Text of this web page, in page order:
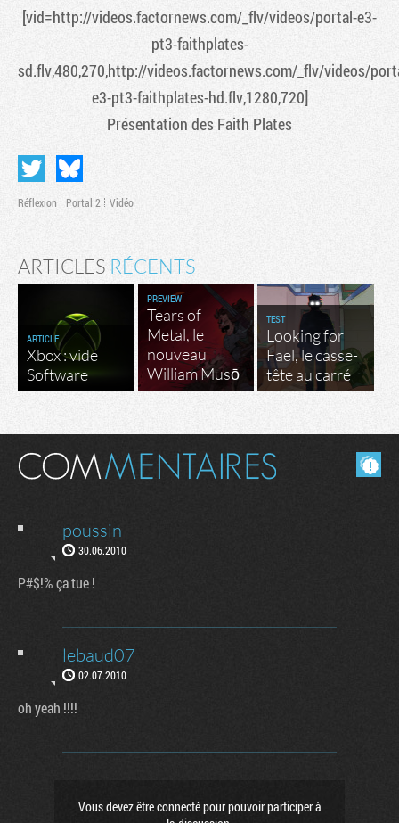
[vid=http://videos.factornews.com/_flv/videos/portal-e3-
pt3-faithplates-
sd.flv,480,270,http://videos.factornews.com/_flv/videos/
e3-pt3-faithplates-hd.flv,1280,720]
Présentation des Faith Plates
Réflexion Portal 2 Vidéo
ARTICLES RÉCENTS
ARTICLE
Xbox : vide
Software
PREVIEW
Tears of
Metal, le
nouveau
William Musō
TEST
Looking for
Fael, le casse-
tête au carré
Masquer les commentaires lus.
poussin
30.06.2010
P#$!% ça tue !
lebaud07
02.07.2010
oh yeah !!!!
Vous devez être connecté pour pouvoir participer à